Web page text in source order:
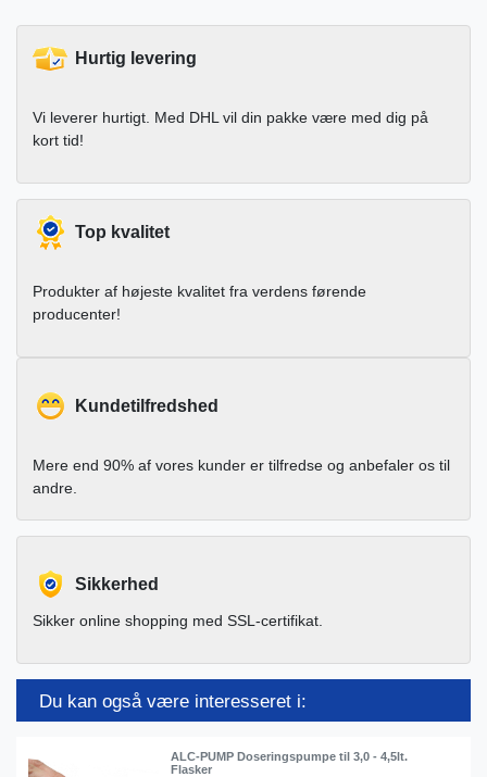
Hurtig levering
Vi leverer hurtigt. Med DHL vil din pakke være med dig på
kort tid!
Top kvalitet
Produkter af højeste kvalitet fra verdens førende
producenter!
Kundetilfredshed
Mere end 90% af vores kunder er tilfredse og anbefaler os til
andre.
Sikkerhed
Sikker online shopping med SSL-certifikat.
Du kan også være interesseret i:
ALC-PUMP Doseringspumpe til 3,0 - 4,5lt.
Flasker